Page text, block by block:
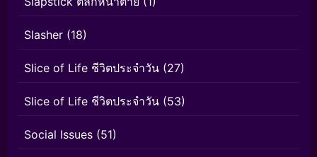
Slasher (18)
Slice of Life ชีวิตประจำวัน (27)
Slice of Life ชีวิตประจำวัน (53)
Social Issues (51)